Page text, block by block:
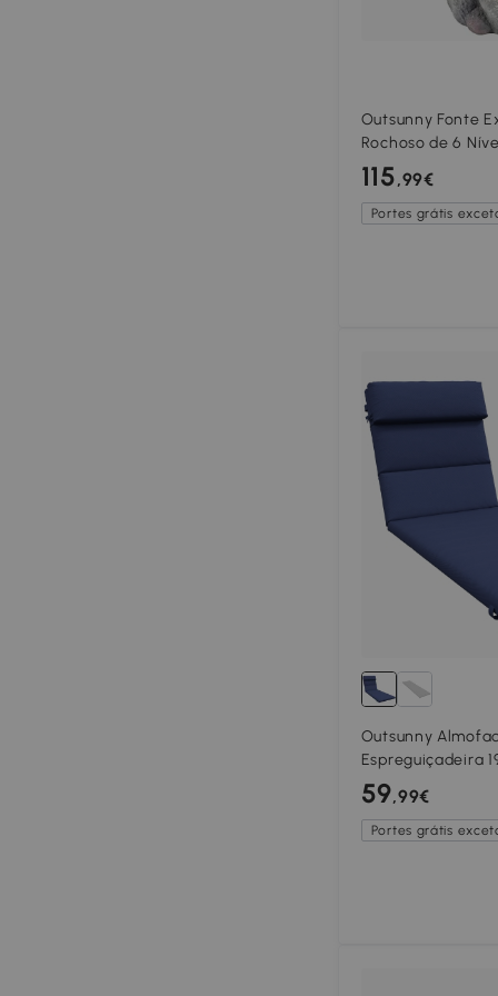
Outsunny Fonte
Rochoso de 6
com Luzes LED
115,99€
Portes grátis
Outsunny
Espreguiçadeira
Espreguiçadeira
Repelente à Água
59,99€
Portes grátis